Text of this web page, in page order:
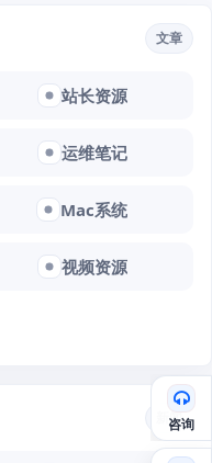
文章
站长资源
运维笔记
Mac系统
视频资源
新闻
咨询